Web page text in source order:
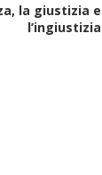
la giustizia e
l’ingiustizia